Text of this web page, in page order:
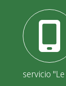
servicio